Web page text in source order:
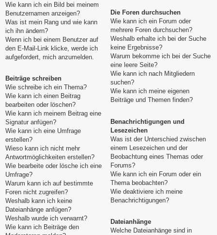
Wie kann ich ein Bild bei meinem
Benutzernamen anzeigen?
Was ist mein Rang und wie kann
ich ihn ändern?
Wenn ich bei einem Benutzer auf
den E-Mail-Link klicke, werde ich
aufgefordert, mich anzumelden.
Beiträge schreiben
Wie schreibe ich ein Thema?
Wie kann ich einen Beitrag
bearbeiten oder löschen?
Wie kann ich meinem Beitrag eine
Signatur anfügen?
Wie kann ich eine Umfrage
erstellen?
Wieso kann ich nicht mehr
Antwortmöglichkeiten erstellen?
Wie bearbeite oder lösche ich eine
Umfrage?
Warum kann ich auf bestimmte
Foren nicht zugreifen?
Weshalb kann ich keine
Dateianhänge anfügen?
Weshalb wurde ich verwarnt?
Wie kann ich Beiträge den
Die Foren durchsuchen
Wie kann ich ein Forum oder
mehrere Foren durchsuchen?
Weshalb erhalte ich bei der Suche
keine Ergebnisse?
Warum bekomme ich bei der Suche
eine leere Seite?
Wie kann ich nach Mitgliedern
suchen?
Wie kann ich meine eigenen
Beiträge und Themen finden?
Benachrichtigungen und
Lesezeichen
Was ist der Unterschied zwischen
einem Lesezeichen und der
Beobachtung eines Themas oder
Forums?
Wie kann ich ein Forum oder ein
Thema beobachten?
Wie deaktiviere ich meine
Benachrichtigungen?
Dateianhänge
Welche Dateianhänge sind in